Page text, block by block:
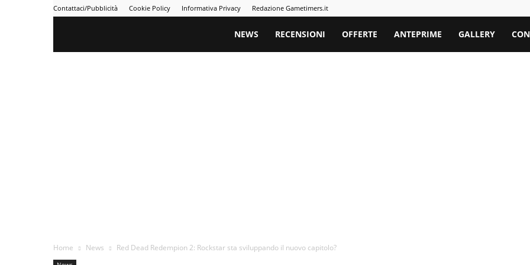
Contattaci/Pubblicità Cookie Policy Informativa Privacy Redazione Gametimers.it
Gametimers
NEWS RECENSIONI OFFERTE ANTEPRIME GALLERY
Home News Red Dead Redempion 2: Rockstar sta sviluppando il nuovo capitolo?